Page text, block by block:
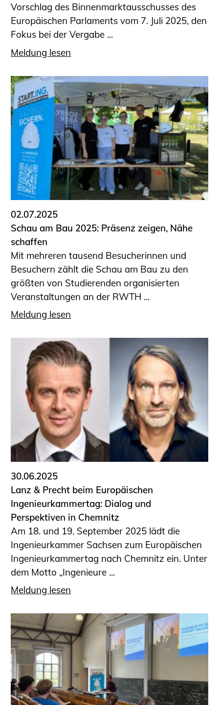
Vorschlag des Binnenmarktausschusses des
Europäischen Parlaments vom 7. Juli 2025, den
Fokus bei der Vergabe ...
Meldung lesen
02.07.2025
Schau am Bau 2025: Präsenz zeigen, Nähe
schaffen
Mit mehreren tausend Besucherinnen und
Besuchern zählt die Schau am Bau zu den
größten von Studierenden organisierten
Veranstaltungen an der RWTH ...
Meldung lesen
30.06.2025
Lanz & Precht beim Europäischen
Ingenieurkammertag: Dialog und
Perspektiven in Chemnitz
Am 18. und 19. September 2025 lädt die
Ingenieurkammer Sachsen zum Europäischen
Ingenieurkammertag nach Chemnitz ein. Unter
dem Motto „Ingenieure ...
Meldung lesen